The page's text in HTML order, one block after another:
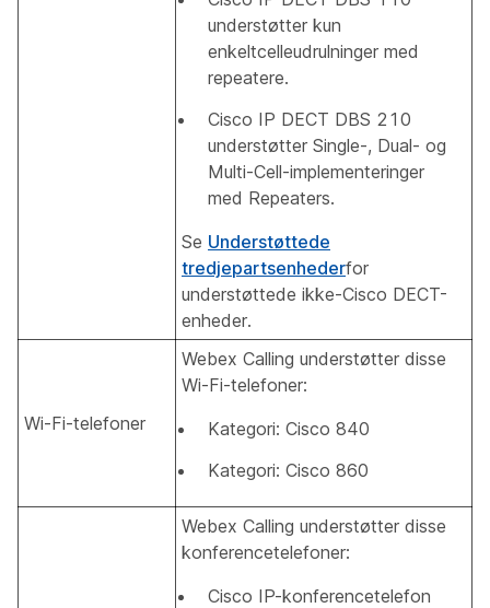
understøtter kun
enkeltcelleudrulninger med
repeatere.
Cisco IP DECT DBS 210
understøtter Single-, Dual- og
Multi-Cell-implementeringer
med Repeaters.
Se Understøttede
tredjepartsenhederfor
understøttede ikke-Cisco DECT-
enheder.
Wi-Fi-telefoner
Webex Calling understøtter disse
Wi-Fi-telefoner:
Kategori: Cisco 840
Kategori: Cisco 860
Webex Calling understøtter disse
konferencetelefoner:
Cisco IP-konferencetelefon